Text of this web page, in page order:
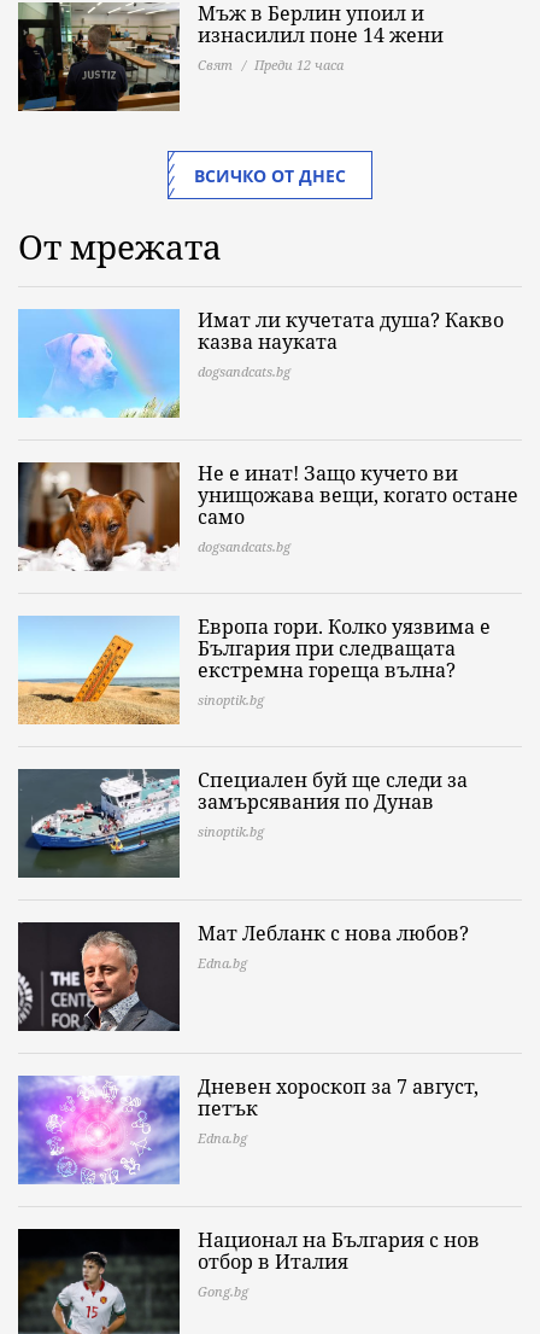
Мъж в Берлин упоил и
изнасилил поне 14 жени
Свят Преди 12 часа
ВСИЧКО ОТ ДНЕС
От мрежата
Имат ли кучетата душа? Какво
казва науката
dogsandcats.bg
Не е инат! Защо кучето ви
унищожава вещи, когато остане
само
dogsandcats.bg
Европа гори. Колко уязвима е
България при следващата
екстремна гореща вълна?
sinoptik.bg
Специален буй ще следи за
замърсявания по Дунав
sinoptik.bg
Мат Лебланк с нова любов?
Edna.bg
Дневен хороскоп за 7 август,
петък
Edna.bg
Национал на България с нов
отбор в Италия
Gong.bg